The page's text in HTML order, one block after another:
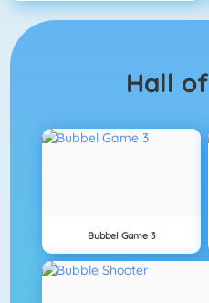
Hall of
Bubbel Game 3